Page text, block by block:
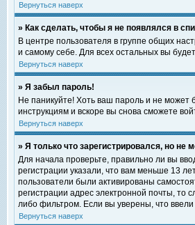
Вернуться наверх
» Как сделать, чтобы я не появлялся в
В центре пользователя в группе общих
и самому себе. Для всех остальных вы
Вернуться наверх
» Я забыл пароль!
Не паникуйте! Хоть ваш пароль и не может
инструкциям и вскоре вы снова сможете
Вернуться наверх
» Я только что зарегистрировался, но не
Для начала проверьте, правильно ли вы
регистрации указали, что вам меньше 13
пользователи были активированы
регистрации адрес электронной почты, то
либо фильтром. Если вы уверены, что
Вернуться наверх